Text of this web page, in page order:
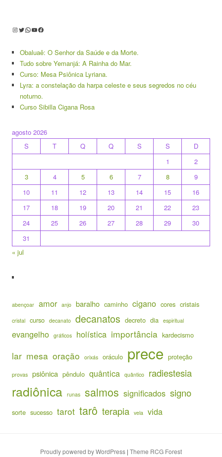
Instagram
Twitter
WhatsApp
Youtube
Facebook
Obaluaê: O Senhor da Saúde e da Morte.
Tudo sobre Yemanjá: A Rainha do Mar.
Curso: Mesa Psiônica Lyriana.
Lyra: a constelação da harpa celeste e seus segredos no céu
noturno.
Curso Sibilla Cigana Rosa
agosto 2026
S
T Q Q S S
D
1
2
3
4 5 6 7 8
9
10
11 12 13 14 15
16
17
18 19 20 21 22
23
24
25 26 27 28 29
30
31
« jul
abençoar amor anjo baralho caminho cigano cores cristais
cristal curso decanato decanatos decreto dia espiritual
evangelho gráficos holística importância kardecismo
lar mesa oração orixás oráculo prece proteção
provas psiônica pêndulo quântica quântico radiestesia
radiônica runas salmos significados signo
sorte sucesso tarot tarô terapia vela vida
Proudly powered by WordPress | Theme RCG Forest